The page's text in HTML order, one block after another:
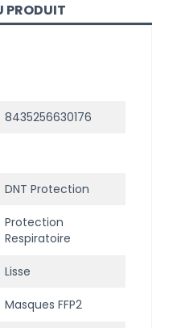
PRODUIT
8435256630176
DNT Protection
Protection
Respiratoire
Lisse
Masques FFP2